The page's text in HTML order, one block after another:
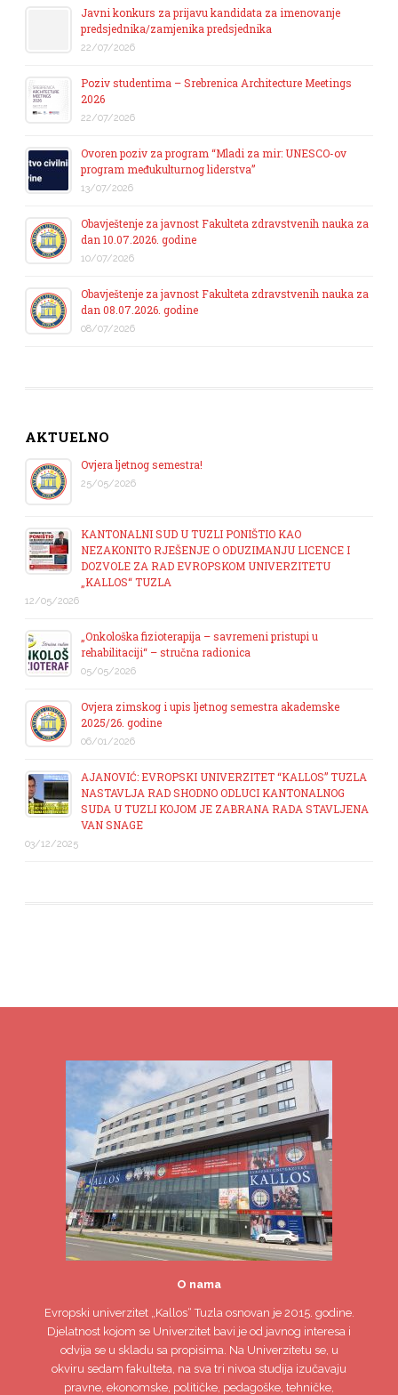
Javni konkurs za prijavu kandidata za imenovanje
predsjednika/zamjenika predsjednika
22/07/2026
Poziv studentima – Srebrenica Architecture Meetings
2026
22/07/2026
Ovoren poziv za program “Mladi za mir: UNESCO-ov
program međukulturnog liderstva”
13/07/2026
Obavještenje za javnost Fakulteta zdravstvenih nauka za
dan 10.07.2026. godine
10/07/2026
Obavještenje za javnost Fakulteta zdravstvenih nauka za
dan 08.07.2026. godine
08/07/2026
AKTUELNO
Ovjera ljetnog semestra!
25/05/2026
KANTONALNI SUD U TUZLI PONIŠTIO KAO
NEZAKONITO RJEŠENJE O ODUZIMANJU LICENCE I
DOZVOLE ZA RAD EVROPSKOM UNIVERZITETU
„KALLOS“ TUZLA
12/05/2026
„Onkološka fizioterapija – savremeni pristupi u
rehabilitaciji“ – stručna radionica
05/05/2026
Ovjera zimskog i upis ljetnog semestra akademske
2025/26. godine
06/01/2026
AJANOVIĆ: EVROPSKI UNIVERZITET “KALLOS” TUZLA
NASTAVLJA RAD SHODNO ODLUCI KANTONALNOG
SUDA U TUZLI KOJOM JE ZABRANA RADA STAVLJENA
VAN SNAGE
03/12/2025
O nama
Evropski univerzitet„Kallos“ Tuzla osnovan je 2015. godine.
Djelatnost kojom se Univerzitet bavi je od javnog interesa i
odvija se u skladu sa propisima. Na Univerzitetu se, u
okviru sedam fakulteta, na sva tri nivoa studija izučavaju
pravne, ekonomske, političke, pedagoške, tehničke,